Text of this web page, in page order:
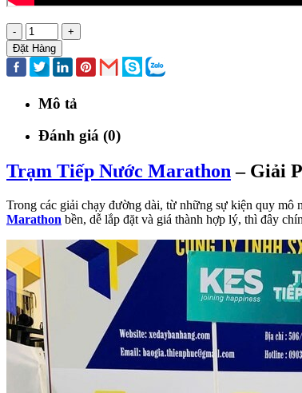
-
+
Đặt Hàng
Mô tả
Đánh giá (0)
Trạm Tiếp Nước Marathon – Giải
Trong các giải chạy đường dài, từ những sự kiện quy mô
Marathon bền, dễ lắp đặt và giá thành hợp lý, thì đây